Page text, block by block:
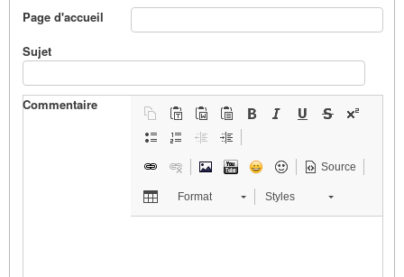
Page d'accueil
Sujet
Commentaire
Source
Format Styles